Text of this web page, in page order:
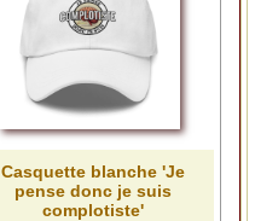
Casquette blanche 'Je
pense donc je suis
complotiste'